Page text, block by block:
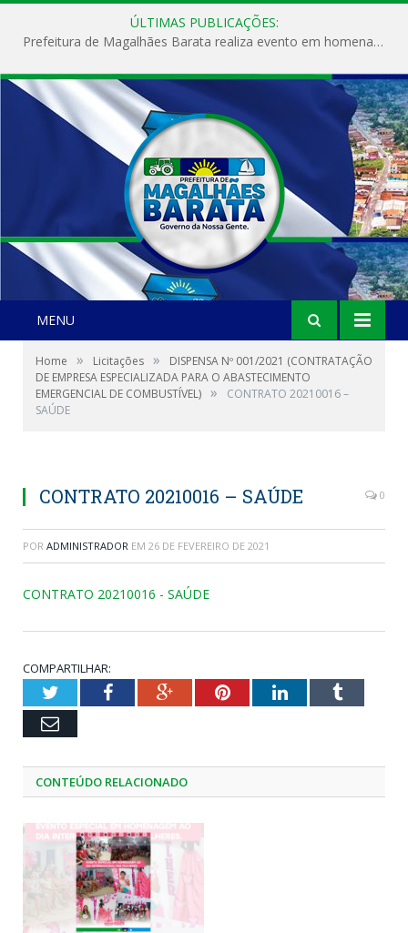
ÚLTIMAS PUBLICAÇÕES:
Prefeitura de Magalhães Barata realiza evento em homenagem ao Dia Internacional da Mulher
MENU
Home » Licitações »
DISPENSA Nº 001/2021 (CONTRATAÇÃO
DE EMPRESA ESPECIALIZADA PARA O ABASTECIMENTO
EMERGENCIAL DE COMBUSTÍVEL) »
CONTRATO 20210016 –
SAÚDE
CONTRATO 20210016 – SAÚDE 0
POR ADMINISTRADOR EM 26 DE FEVEREIRO DE 2021
CONTRATO 20210016 - SAÚDE
COMPARTILHAR:
TwitterFacebookGoogle+PinterestLinkedInTumblr
Email
CONTEÚDO RELACIONADO